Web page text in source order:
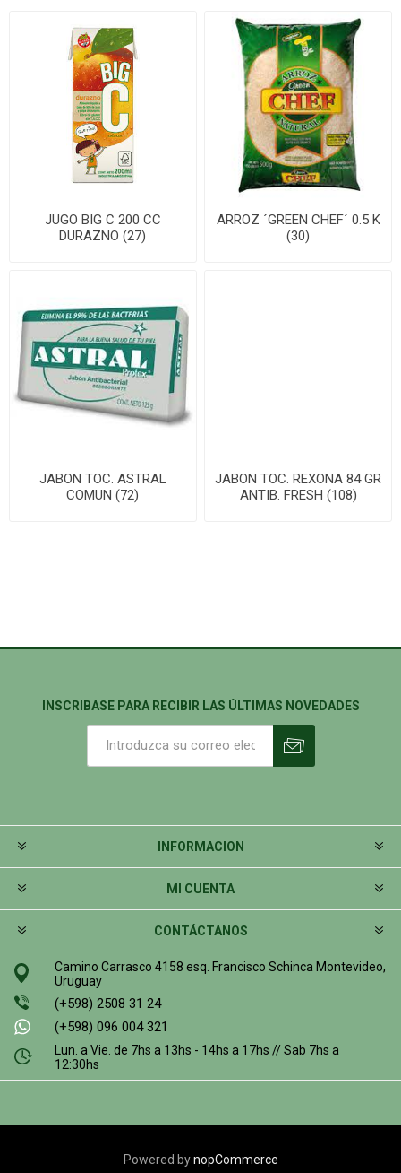
JUGO BIG C 200 CC
DURAZNO (27)
ARROZ ´GREEN CHEF´ 0.5 K
(30)
JABON TOC. ASTRAL
COMUN (72)
JABON TOC. REXONA 84 GR
ANTIB. FRESH (108)
INSCRIBASE PARA RECIBIR LAS ÚLTIMAS NOVEDADES
INFORMACION
MI CUENTA
CONTÁCTANOS
Camino Carrasco 4158 esq. Francisco Schinca Montevideo,
Uruguay
(+598) 2508 31 24
(+598) 096 004 321
Lun. a Vie. de 7hs a 13hs - 14hs a 17hs // Sab 7hs a
12:30hs
Powered bynopCommerce